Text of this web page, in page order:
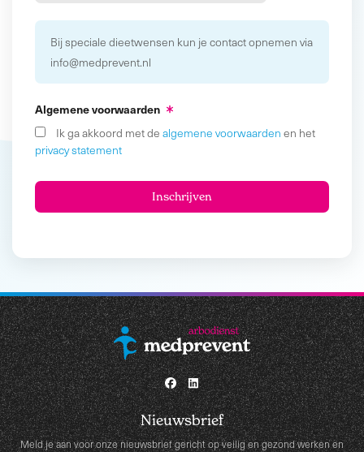
Bij speciale dieetwensen kun je contact opnemen via
info@medprevent.nl
Algemene voorwaarden
Ik ga akkoord met de algemene voorwaarden en het
privacy statement
Nieuwsbrief
Meld je aan voor onze nieuwsbrief gericht op veilig en gezond werken en